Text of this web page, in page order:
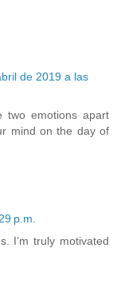
de 2019 a las
two emotions apart
mind on the day of
p.m.
I’m truly motivated